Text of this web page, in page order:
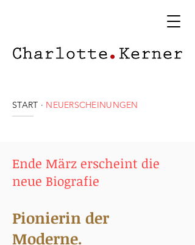
START · NEUERSCHEINUNGEN
Ende März erscheint die
neue Biografie
Pionierin der
Moderne.